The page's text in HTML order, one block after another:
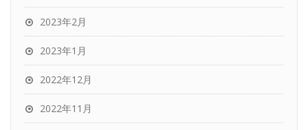
2023年2月
2023年1月
2022年12月
2022年11月